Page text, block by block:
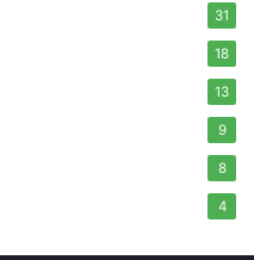
31
18
13
9
8
4